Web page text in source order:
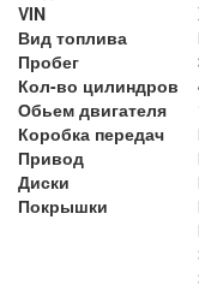
VIN
Вид топлива
Пробег
Кол-во цилиндров
Обьем двигателя
Коробка передач
Привод
Диски
Покрышки